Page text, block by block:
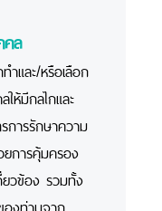
ล
ะ/หรือเลือก
ห้มีกลไกและ
การรักษาความ
การคุ้มครอง
วข้อง รวมทั้ง
องท่านจาก